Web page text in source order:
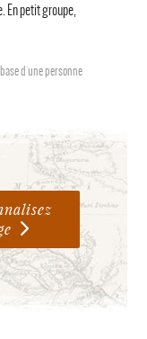
En petit groupe,
d'une personne